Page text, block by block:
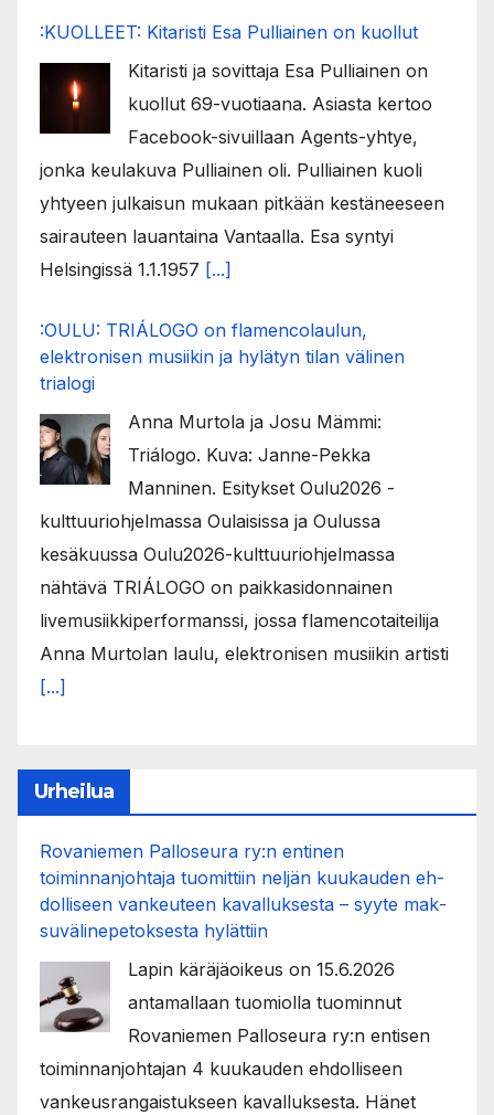
:KUOLLEET: Kitaristi Esa Pulliainen on kuollut
Kitaristi ja sovittaja Esa Pulliainen on
kuollut 69-vuotiaana. Asiasta kertoo
Facebook-sivuillaan Agents-yhtye,
jonka keulakuva Pulliainen oli. Pulliainen kuoli
yhtyeen julkaisun mukaan pitkään kestäneeseen
sairauteen lauantaina Vantaalla. Esa syntyi
Helsingissä 1.1.1957 [...]
:OULU: TRIÁLOGO on flamencolaulun,
elektronisen musiikin ja hylätyn tilan välinen
trialogi
Anna Murtola ja Josu Mämmi:
Triálogo. Kuva: Janne-Pekka
Manninen. Esitykset Oulu2026 -
kulttuuriohjelmassa Oulaisissa ja Oulussa
kesäkuussa Oulu2026-kulttuuriohjelmassa
nähtävä TRIÁLOGO on paikkasidonnainen
livemusiikkiperformanssi, jossa flamencotaiteilija
Anna Murtolan laulu, elektronisen musiikin artisti
[...]
Urheilua
Rovaniemen Palloseura ry:n entinen
toiminnanjohtaja tuo­mit­tiin neljän kuu­kau­den eh­
dol­li­seen van­keu­teen ka­val­luk­ses­ta – syyte mak­
su­vä­li­ne­pe­tok­ses­ta hy­lät­tiin
Lapin käräjäoikeus on 15.6.2026
antamallaan tuomiolla tuominnut
Rovaniemen Palloseura ry:n entisen
toiminnanjohtajan 4 kuukauden ehdolliseen
vankeusrangaistukseen kavalluksesta. Hänet